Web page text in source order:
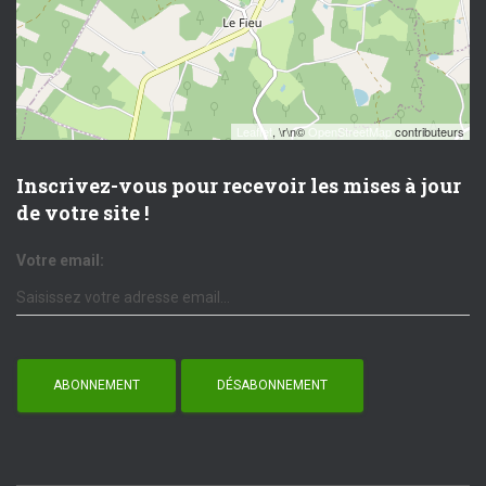
Leaflet, \r\n©OpenStreetMap contributeurs
Inscrivez-vous pour recevoir les mises à jour
de votre site !
Votre email: